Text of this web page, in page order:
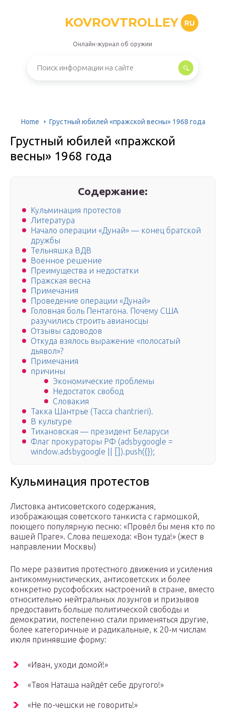
KOVROVTROLLEY RU
Онлайн-журнал об оружии
Home Грустный юбилей «пражской весны» 1968 года
Грустный юбилей «пражской
весны» 1968 года
Содержание:
Кульминация протестов
Литература
Начало операции «Дунай» — конец братской
дружбы
Тельняшка ВДВ
Военное решение
Преимущества и недостатки
Пражская весна
Примечания
Проведение операции «Дунай»
Головная боль Пентагона. Почему США
разучились строить авианосцы
Отзывы садоводов
Откуда взялось выражение «полосатый
дьявол»?
Примечания
причины
Экономические проблемы
Недостаток свобод
Словакия
Такка Шантрье (Tacca chantrieri).
В культуре
Тихановская — президент Беларуси
Флаг прокураторы РФ (adsbygoogle =
window.adsbygoogle || []).push({});
Кульминация протестов
Листовка антисоветского содержания,
изображающая советского танкиста с гармошкой,
поющего популярную песню: «Провёл бы меня кто по
вашей Праге». Слова пешехода: «Вон туда!» (жест в
направлении Москвы)
По мере развития протестного движения и усиления
антикоммунистических, антисоветских и более
конкретно русофобских настроений в стране, вместо
относительно нейтральных лозунгов и призывов
предоставить больше политической свободы и
демократии, постепенно стали применяться другие,
более категоричные и радикальные, к 20-м числам
июля принявшие форму:
«Иван, уходи домой!»
«Твоя Наташа найдёт себе другого!»
«Не по-чешски не говорить!»